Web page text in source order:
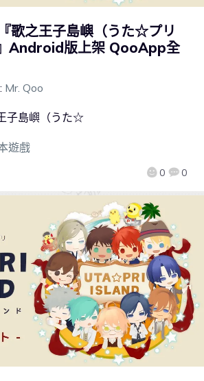
歌之王子島嶼（うた☆プリ
Android版上架 QooApp全
Mr. Qoo
0 0
子島嶼（うた☆
遊戲